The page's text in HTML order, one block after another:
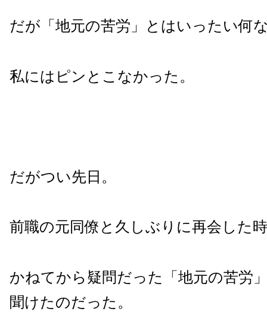
だが「地元の苦労」とはいったい何
私にはピンとこなかった。
だがつい先日。
前職の元同僚と久しぶりに再会した
かねてから疑問だった「地元の苦労
聞けたのだった。